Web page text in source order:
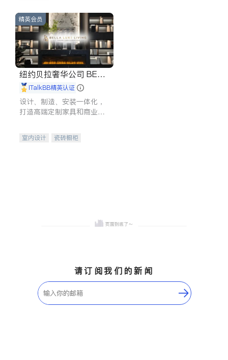
精英会员
纽约贝拉奢华公司 BELL
A LUXE
iTalkBB精英认证
设计、制造、安装一体化，
打造高端定制家具和商业空
室内设计
瓷砖橱柜
请订阅我们的新闻